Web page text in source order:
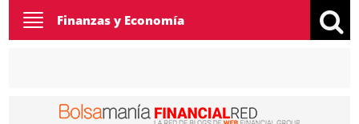
Toggle
navigation
Finanzas y Economía